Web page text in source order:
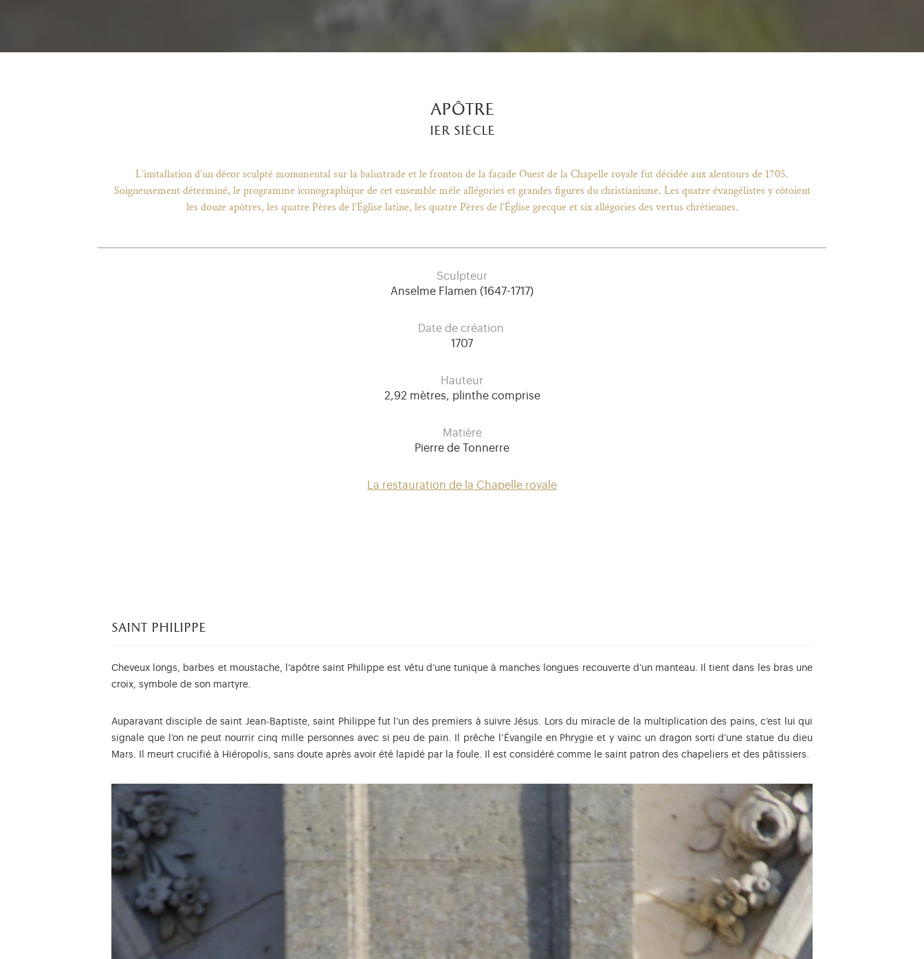
apôtre
ier siècle
L’installation d’un décor sculpté monumental sur la balustrade et le fronton de la façade Ouest de la Chapelle royale fut décidée aux alentours de 1705.
Soigneusement déterminé, le programme iconographique de cet ensemble mêle allégories et grandes figures du christianisme. Les quatre évangélistes y côtoient
les douze apôtres, les quatre Pères de l’Église latine, les quatre Pères de l’Église grecque et six allégories des vertus chrétiennes.
Sculpteur
Anselme Flamen (1647-1717)
Date de création
1707
Hauteur
2,92 mètres, plinthe comprise
Matière
Pierre de Tonnerre
La restauration de la Chapelle royale
saint philippe
Cheveux longs, barbes et moustache, l’apôtre saint Philippe est vêtu d’une tunique à manches longues recouverte d’un manteau. Il tient dans les bras une
croix, symbole de son martyre.
Auparavant disciple de saint Jean-Baptiste, saint Philippe fut l’un des premiers à suivre Jésus. Lors du miracle de la multiplication des pains, c’est lui qui
signale que l’on ne peut nourrir cinq mille personnes avec si peu de pain. Il prêche l’Évangile en Phrygie et y vainc un dragon sorti d’une statue du dieu
Mars. Il meurt crucifié à Hiéropolis, sans doute après avoir été lapidé par la foule. Il est considéré comme le saint patron des chapeliers et des pâtissiers.